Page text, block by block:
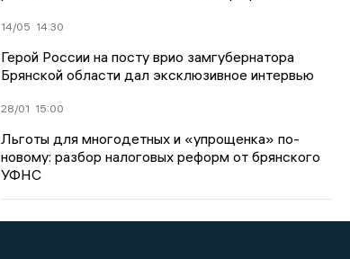
14/05 14:30
Герой России на посту врио замгубернатора
Брянской области дал эксклюзивное интервью
28/01 15:00
Льготы для многодетных и «упрощенка» по-
новому: разбор налоговых реформ от брянского
УФНС